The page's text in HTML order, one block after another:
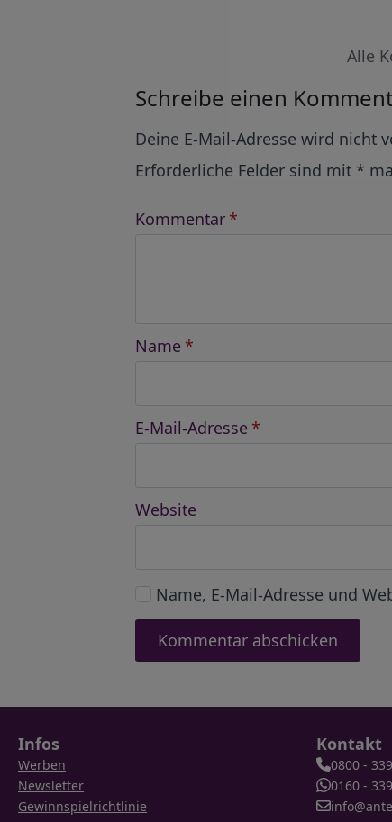
Alle
Schreibe einen
Deine E-Mail-Adresse wird nicht
Erforderliche Felder sind mit *
Kommentar *
Name *
E-Mail-Adresse *
Website
Name, E-Mail-Adresse und
Infos
Werben
Newsletter
Gewinnspielrichtlinie
Kontakt
0800 -
0160 -